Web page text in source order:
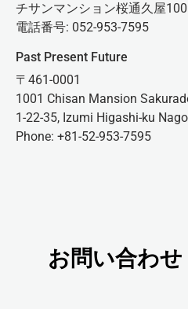
チサンマンション桜通久屋
電話番号: 052-953-7595
Past Present Future
〒461-0001
1001 Chisan Mansion
1-22-35, Izumi Higashi-ku
Phone: +81-52-953-7595
お問い合わ